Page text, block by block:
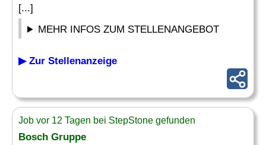
[...]
MEHR INFOS ZUM STELLENANGEBOT
▶ Zur Stellenanzeige
Job vor 12 Tagen bei StepStone gefunden
Bosch Gruppe